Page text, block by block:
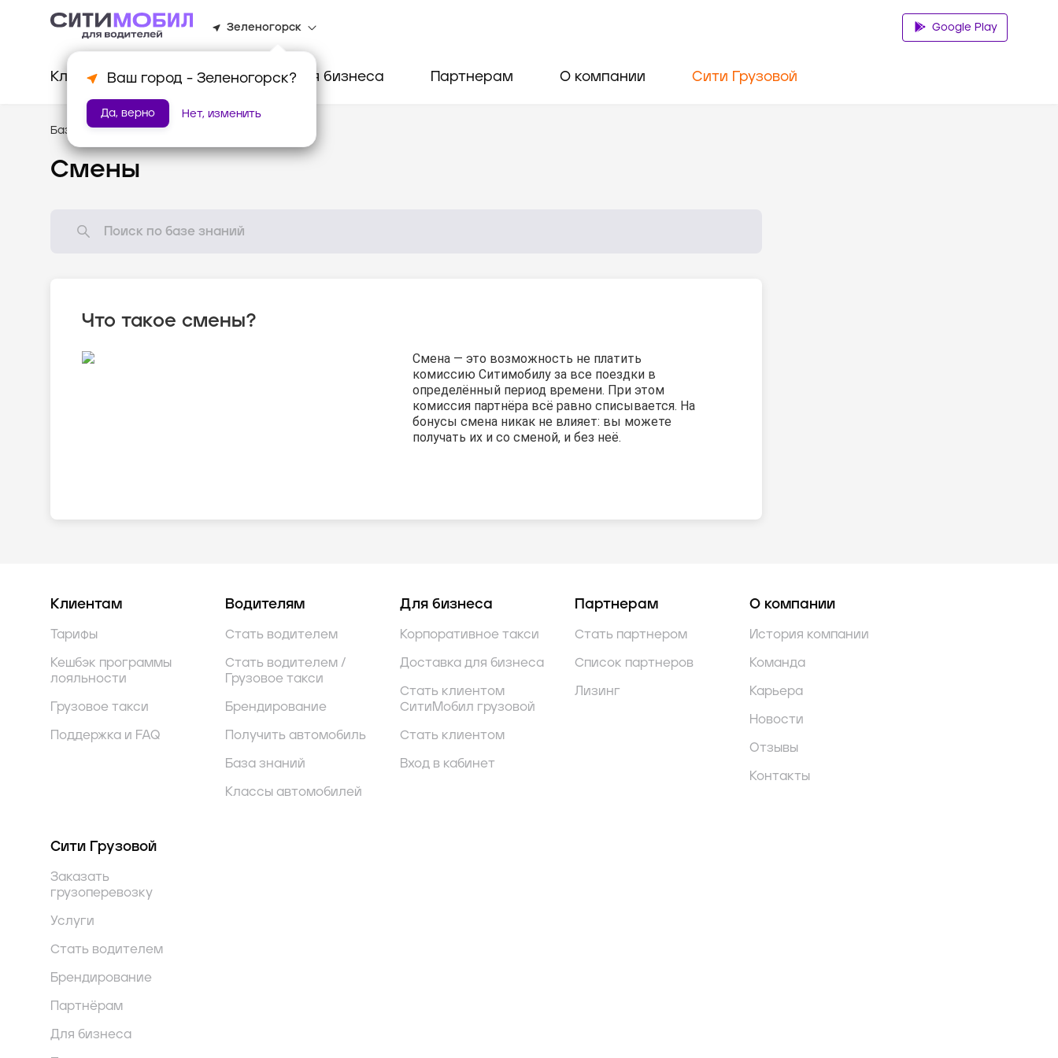
Зеленогорск
Ваш город - Зеленогорск?
Да, верно Нет, изменить
Google Play
Клиентам Водителям Для бизнеса Партнерам О компании Сити Грузовой
База знаний /Мотивация
Смены
Что такое смены?
Смена — это возможность не платить
комиссию Ситимобилу за все поездки в
определённый период времени. При этом
комиссия партнёра всё равно списывается. На
бонусы смена никак не влияет: вы можете
получать их и со сменой, и без неё.
Смена — это возможность не платить
комиссию Ситимобилу за все поездки в
определённый период времени. При этом
комиссия партнёра всё равно списывается. На
бонусы смена никак не влияет: вы можете
получать их и со сменой, и без неё.
Смена — это возможность не платить
комиссию Ситимобилу за все поездки в
определённый период времени. При этом
комиссия партнёра всё равно списывается. На
бонусы смена никак не влияет: вы можете
получать их и со сменой, и без неё.
Клиентам
Тарифы
Кешбэк программы
лояльности
Грузовое такси
Поддержка и FAQ
Водителям
Стать водителем
Стать водителем /
Грузовое такси
Брендирование
Получить автомобиль
База знаний
Классы автомобилей
Для бизнеса
Корпоративное такси
Доставка для бизнеса
Стать клиентом
СитиМобил грузовой
Стать клиентом
Вход в кабинет
Партнерам
Стать партнером
Список партнеров
Лизинг
О компании
История компании
Команда
Карьера
Новости
Отзывы
Контакты
Сити Грузовой
Заказать
грузоперевозку
Услуги
Стать водителем
Брендирование
Партнёрам
Для бизнеса